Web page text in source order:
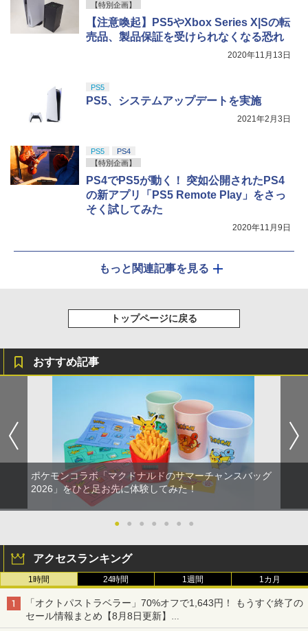
【特別企画】
【注意喚起】PS5やXbox Series X|Sの転
売品、製品保証を受けられなくなる恐れ
2020年11月13日
PS5
PS5、システムアップデートを実施
2021年2月3日
PS5
PS4
【特別企画】
PS4でPS5が動く！ 突如公開されたPS4
の新アプリ「PS5 Remote Play」をさっ
そく試してみた
2020年11月9日
もっと関連記事を見る
トップページに戻る
おすすめ記事
ポケモンコラボ「マクドナルドのサマーチャンスバッグ
2026」をひと足お先に体験してみた！
● ● ● ● ● ● ●
アクセスランキング
1時間 24時間 1週間 1カ月
「オクトパストラベラー」70%オフで1,643円！ もうすぐ終了の
セール情報まとめ【8月8日更新】